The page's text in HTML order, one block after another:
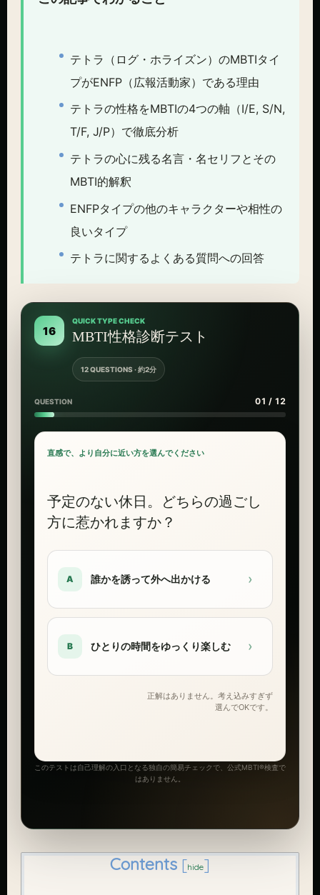
テトラ（ログ・ホライズン）のMBTIタイ
プがENFP（広報活動家）である理由
テトラの性格をMBTIの4つの軸（I/E, S/N,
T/F, J/P）で徹底分析
テトラの心に残る名言・名セリフとその
MBTI的解釈
ENFPタイプの他のキャラクターや相性の
良いタイプ
テトラに関するよくある質問への回答
16
QUICK TYPE CHECK
MBTI性格診断テスト
12 QUESTIONS · 約2分
QUESTION 01 / 12
直感で、より自分に近い方を選んでください
予定のない休日。どちらの過ごし
方に惹かれますか？
A 誰かを誘って外へ出かける ›
B ひとりの時間をゆっくり楽しむ ›
正解はありません。考え込みすぎず
選んでOKです。
このテストは自己理解の入口となる独自の簡易チェックで、公式MBTI®検査で
はありません。
Contents [hide]